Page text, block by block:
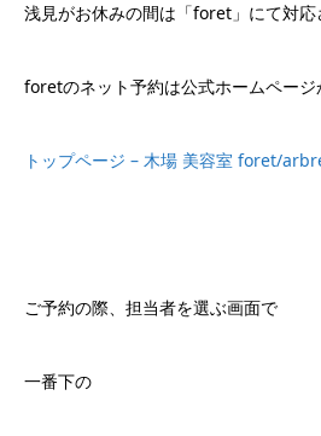
浅見がお休みの間は「foret」にて対応
foretのネット予約は公式ホームページ
トップページ – 木場 美容室 foret/
ご予約の際、担当者を選ぶ画面で
一番下の